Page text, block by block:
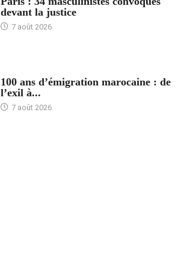
devant la justice
7 août 2026
100 ans d’émigration marocaine : de
l’exil à...
7 août 2026